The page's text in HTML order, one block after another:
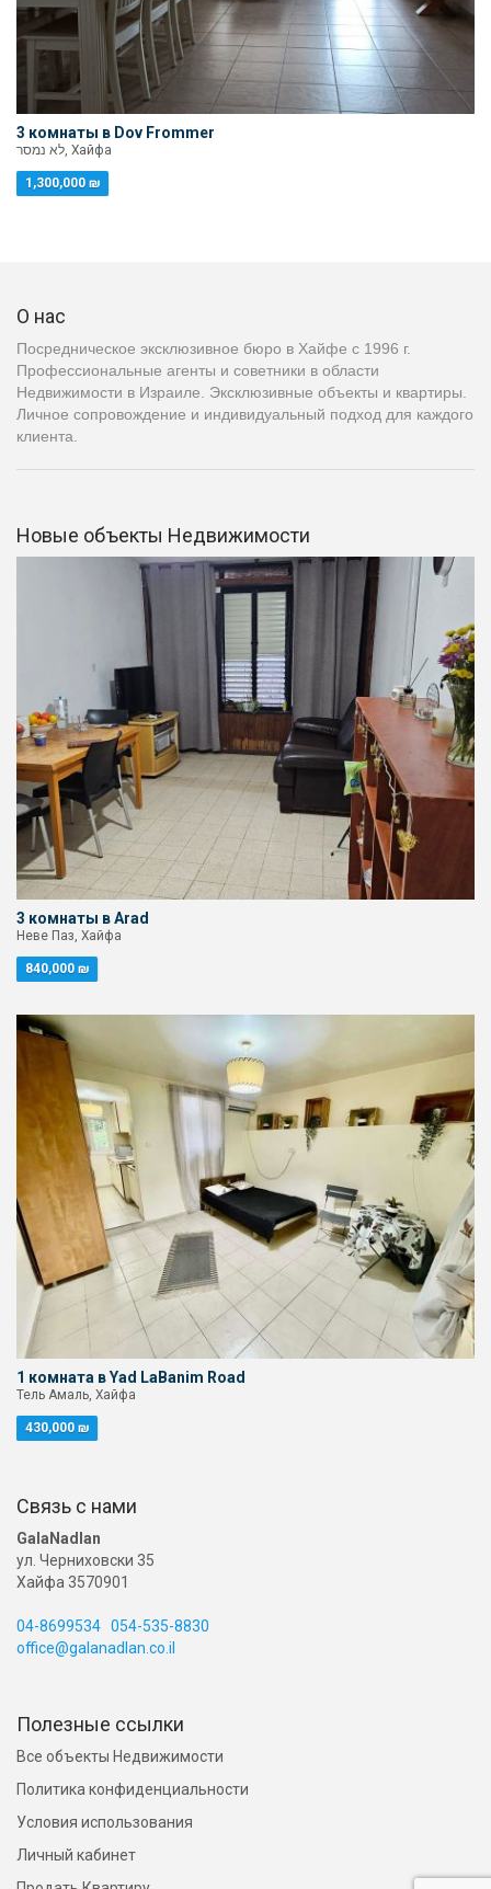
3 комнаты в Dov Frommer
לא נמסר, Хайфа
1,300,000 ₪
О нас
Посредническое эксклюзивное бюро в Хайфе с 1996 г.
Профессиональные агенты и советники в области
Недвижимости в Израиле. Эксклюзивные объекты и квартиры.
Личное сопровождение и индивидуальный подход для каждого
клиента.
Новые объекты Недвижимости
3 комнаты в Arad
Неве Паз, Хайфа
840,000 ₪
1 комната в Yad LaBanim Road
Тель Амаль, Хайфа
430,000 ₪
Связь с нами
GalaNadlan
ул. Черниховски 35
Хайфа 3570901
04-8699534 054-535-8830
office@galanadlan.co.il
Полезные ссылки
Все объекты Недвижимости
Политика конфиденциальности
Условия использования
Личный кабинет